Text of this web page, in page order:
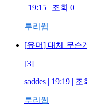
| 19:15 | 조회 0 |
루리웹
[유머] 대체 무슨
[3]
saddes | 19:19 | 조
루리웹